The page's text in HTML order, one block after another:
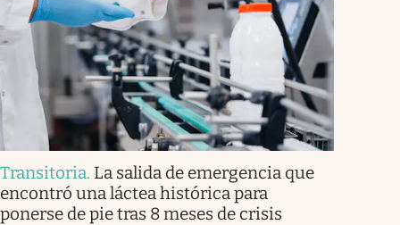
Transitoria. La salida de emergencia que
encontró una láctea histórica para
ponerse de pie tras 8 meses de crisis